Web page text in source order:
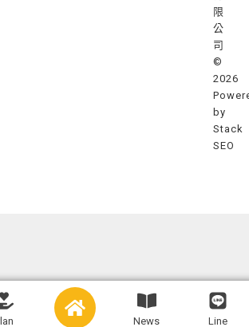
限
公
司
©
2026
by
Stack
SEO
News Line